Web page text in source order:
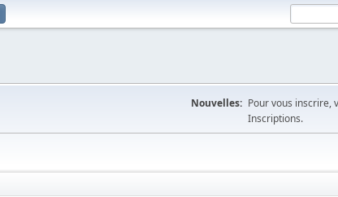
Nouvelles: Pour vous inscrire,
Inscriptions.